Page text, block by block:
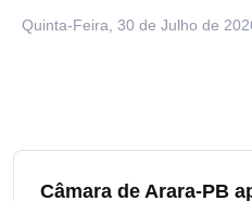
Quinta-Feira, 30 de Julho de
Câmara de Arara-PB